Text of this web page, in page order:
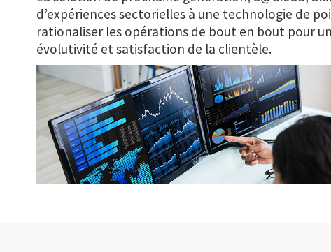
d’expériences sectorielles à une technologie de
rationaliser les opérations de bout en bout pour
évolutivité et satisfaction de la clientèle.